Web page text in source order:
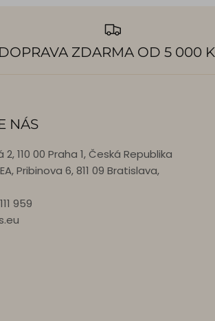
DOPRAVA ZDARMA OD 5 000
NÁS
110 00 Praha 1, Česká Republika
Pribinova 6, 811 09 Bratislava,
959